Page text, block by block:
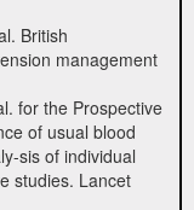
British
management
for the Prospective
of usual blood
sis of individual
studies. Lancet